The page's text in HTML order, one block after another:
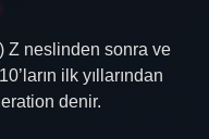
Z neslinden sonra ve
ilk yıllarından
denir.